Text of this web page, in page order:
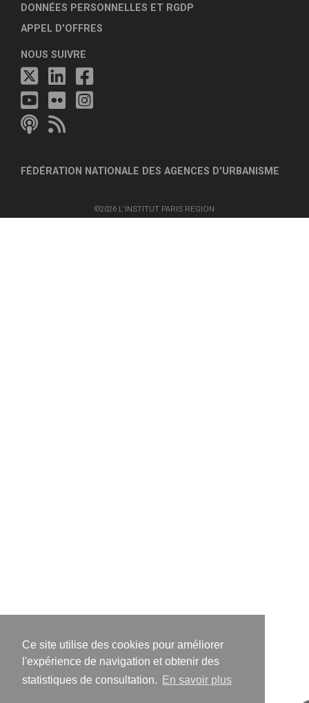
Ce site utilise des cookies pour améliorer
l'expérience de navigation et obtenir des
statistiques de consultation.
En savoir plus
DONNÉES PERSONNELLES ET RGDP
APPEL D'OFFRES
NOUS SUIVRE
FÉDÉRATION NATIONALE DES AGENCES D'URBANISME
©2026 L'INSTITUT PARIS REGION